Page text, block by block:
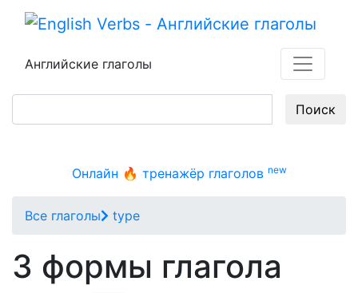
Английские глаголы
Поиск
Онлайн 🔥 тренажёр глаголов new
Все глаголы type
3 формы глагола